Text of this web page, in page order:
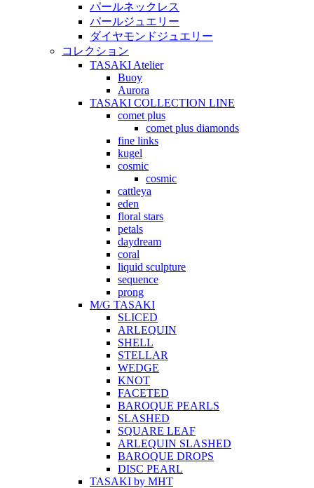
パールネックレス
パールジュエリー
ダイヤモンドジュエリー
コレクション
TASAKI Atelier
Buoy
Aurora
TASAKI COLLECTION LINE
comet plus
comet plus diamonds
fine links
kugel
cosmic
cosmic
cattleya
eden
floral stars
petals
daydream
coral
liquid sculpture
sequence
prong
M/G TASAKI
SLICED
ARLEQUIN
SHELL
STELLAR
WEDGE
KNOT
FACETED
BAROQUE PEARLS
SLASHED
SQUARE LEAF
ARLEQUIN SLASHED
BAROQUE DROPS
DISC PEARL
TASAKI by MHT